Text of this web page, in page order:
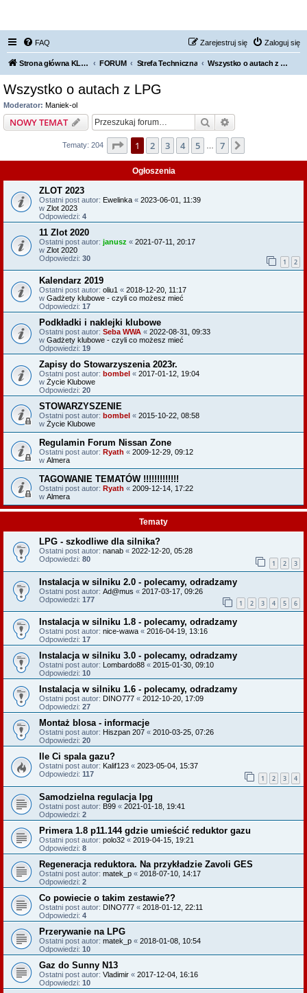
FAQ Zaloguj się
Zarejestruj się
Strona główna KLUBU FORUM Strefa Techniczna Wszystko o autach z LPG
Wszystko o autach z LPG
Moderator: Maniek-ol
NOWY TEMAT Szukaj
Tematy: 204 Strona z7
1 2 3 4 5 7
Ogłoszenia
ZLOT 2023
Ostatni post autor: Ewelinka « 2023-06-01, 11:39
w Zlot 2023
Odpowiedzi: 4
11 Zlot 2020
Ostatni post autor: janusz « 2021-07-11, 20:17
w Zlot 2020
Odpowiedzi: 30 1 2
Kalendarz 2019
Ostatni post autor: oliu1 « 2018-12-20, 11:17
w Gadżety klubowe - czyli co możesz mieć
Odpowiedzi: 17
Podkładki i naklejki klubowe
Ostatni post autor: Seba WWA « 2022-08-31, 09:33
w Gadżety klubowe - czyli co możesz mieć
Odpowiedzi: 19
Zapisy do Stowarzyszenia 2023r.
Ostatni post autor: bombel « 2017-01-12, 19:04
w Życie Klubowe
Odpowiedzi: 20
STOWARZYSZENIE
Ostatni post autor: bombel « 2015-10-22, 08:58
w Życie Klubowe
Regulamin Forum Nissan Zone
Ostatni post autor: Ryath « 2009-12-29, 09:12
w Almera
TAGOWANIE TEMATÓW !!!!!!!!!!!!!
Ostatni post autor: Ryath « 2009-12-14, 17:22
w Almera
Tematy
LPG - szkodliwe dla silnika?
Ostatni post autor: nanab « 2022-12-20, 05:28
Odpowiedzi: 80 1 2 3
Instalacja w silniku 2.0 - polecamy, odradzamy
Ostatni post autor: Ad@mus « 2017-03-17, 09:26
Odpowiedzi: 177 1 2 3 4 5 6
Instalacja w silniku 1.8 - polecamy, odradzamy
Ostatni post autor: nice-wawa « 2016-04-19, 13:16
Odpowiedzi: 17
Instalacja w silniku 3.0 - polecamy, odradzamy
Ostatni post autor: Lombardo88 « 2015-01-30, 09:10
Odpowiedzi: 10
Instalacja w silniku 1.6 - polecamy, odradzamy
Ostatni post autor: DINO777 « 2012-10-20, 17:09
Odpowiedzi: 27
Montaż blosa - informacje
Ostatni post autor: Hiszpan 207 « 2010-03-25, 07:26
Odpowiedzi: 20
Ile Ci spala gazu?
Ostatni post autor: Kalif123 « 2023-05-04, 15:37
Odpowiedzi: 117 1 2 3 4
Samodzielna regulacja lpg
Ostatni post autor: B99 « 2021-01-18, 19:41
Odpowiedzi: 2
Primera 1.8 p11.144 gdzie umieścić reduktor gazu
Ostatni post autor: polo32 « 2019-04-15, 19:21
Odpowiedzi: 8
Regeneracja reduktora. Na przykładzie Zavoli GES
Ostatni post autor: matek_p « 2018-07-10, 14:17
Odpowiedzi: 2
Co powiecie o takim zestawie??
Ostatni post autor: DINO777 « 2018-01-12, 22:11
Odpowiedzi: 4
Przerywanie na LPG
Ostatni post autor: matek_p « 2018-01-08, 10:54
Odpowiedzi: 10
Gaz do Sunny N13
Ostatni post autor: Vladimir « 2017-12-04, 16:16
Odpowiedzi: 10